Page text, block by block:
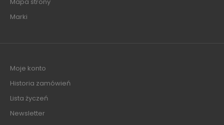
Mapa strony
Marki
Moje konto
Historia zamówień
Lista życzeń
Newsletter